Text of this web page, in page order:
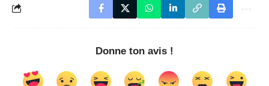
Donne ton avis !